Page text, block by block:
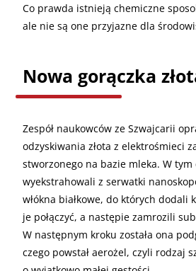
Co prawda istnieją chemiczne
ale nie są one przyjazne dla
Nowa gorączka
Zespół naukowców ze Szwajcarii
odzyskiwania złota z elektrośmieci
stworzonego na bazie mleka. W tym
wyekstrahowali z serwatki
włókna białkowe, do których dodali
je połączyć, a następie zamrozili
W następnym kroku została ona
czego powstał aerożel, czyli rodzaj